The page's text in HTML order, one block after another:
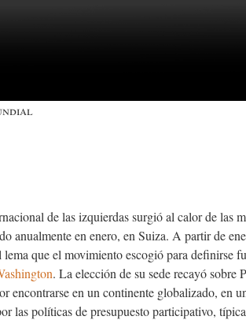
de las izquierdas surgió al calor de las
anualmente en enero, en Suiza. A partir de
que el movimiento escogió para definirse
. La elección de su sede recayó
encontrarse en un continente globalizado, en
las políticas depresupuesto participativo,